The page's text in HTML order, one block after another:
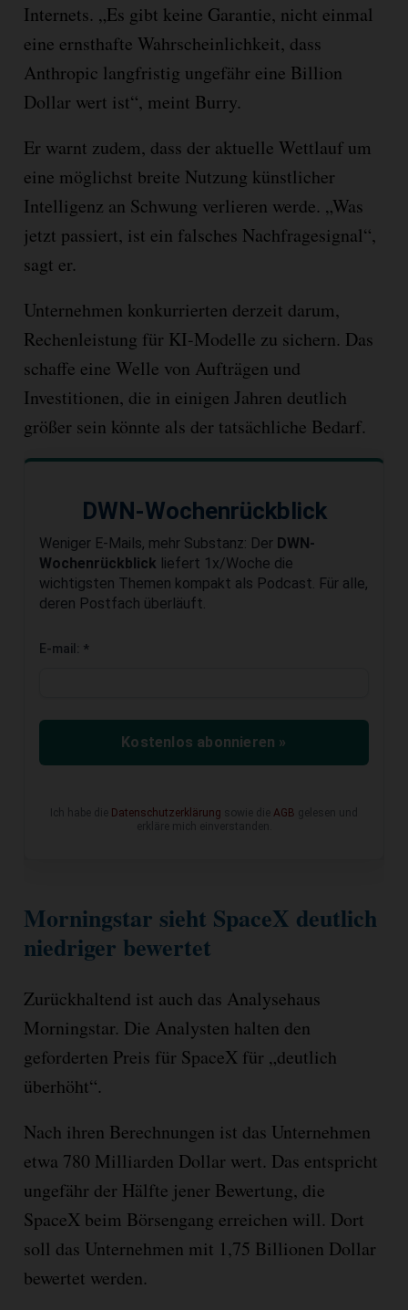
Internets. „Es gibt keine Garantie, nicht einmal
eine ernsthafte Wahrscheinlichkeit, dass
Anthropic langfristig ungefähr eine Billion
Dollar wert ist“, meint Burry.
Er warnt zudem, dass der aktuelle Wettlauf um
eine möglichst breite Nutzung künstlicher
Intelligenz an Schwung verlieren werde. „Was
jetzt passiert, ist ein falsches Nachfragesignal“,
sagt er.
Unternehmen konkurrierten derzeit darum,
Rechenleistung für KI-Modelle zu sichern. Das
schaffe eine Welle von Aufträgen und
Investitionen, die in einigen Jahren deutlich
größer sein könnte als der tatsächliche Bedarf.
DWN-Wochenrückblick
Weniger E-Mails, mehr Substanz: Der DWN-
Wochenrückblick liefert 1x/Woche die
wichtigsten Themen kompakt als Podcast. Für alle,
deren Postfach überläuft.
E-mail: *
Kostenlos abonnieren »
Ich habe die Datenschutzerklärung sowie die AGB gelesen und
erkläre mich einverstanden.
Morningstar sieht SpaceX deutlich
niedriger bewertet
Zurückhaltend ist auch das Analysehaus
Morningstar. Die Analysten halten den
geforderten Preis für SpaceX für „deutlich
überhöht“.
Nach ihren Berechnungen ist das Unternehmen
etwa 780 Milliarden Dollar wert. Das entspricht
ungefähr der Hälfte jener Bewertung, die
SpaceX beim Börsengang erreichen will. Dort
soll das Unternehmen mit 1,75 Billionen Dollar
bewertet werden.